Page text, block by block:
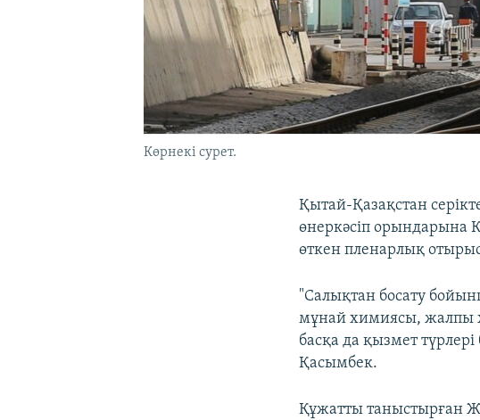
Көрнекі сурет.
Қытай-Қазақстан
өнеркәсіп орындарына
өткен пленарлық
"Салықтан босату
мұнай химиясы, жалпы
басқа да қызмет
Қасымбек.
Құжатты таныстырған